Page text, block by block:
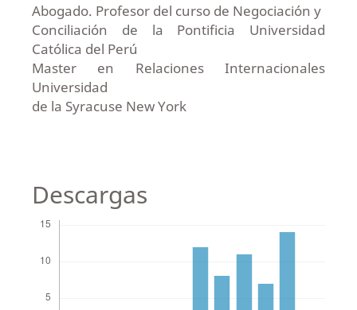
Abogado. Profesor del curso de Negociación y
Conciliación de la Pontificia Universidad
Católica del Perú
Master en Relaciones Internacionales
Universidad
de la Syracuse New York
Descargas